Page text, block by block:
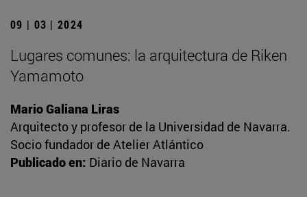
09 | 03 | 2024
Lugares comunes: la arquitectura de Riken
Yamamoto
Mario Galiana Liras
Arquitecto y profesor de la Universidad de Navarra.
Socio fundador de Atelier Atlántico
Publicado en: Diario de Navarra